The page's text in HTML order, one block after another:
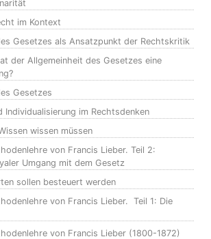
im Kontext
Gesetzes als Ansatzpunkt der Rechtskritik
der Allgemeinheit des Gesetzes eine
Gesetzes
Individualisierung im Rechtsdenken
wissen müssen
von Francis Lieber. Teil 2:
Umgang mit dem Gesetz
sollen besteuert werden
von Francis Lieber. Teil 1: Die
von Francis Lieber (1800-1872)